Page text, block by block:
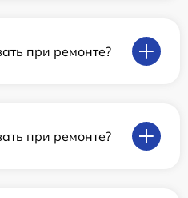
при ремонте?
при ремонте?